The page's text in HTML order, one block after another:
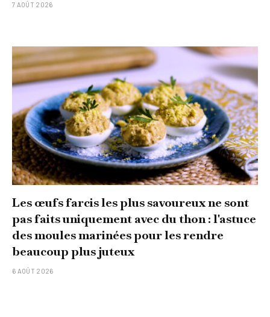
7 AOÛT 2026
Les œufs farcis les plus savoureux ne sont
pas faits uniquement avec du thon : l'astuce
des moules marinées pour les rendre
beaucoup plus juteux
6 AOÛT 2026